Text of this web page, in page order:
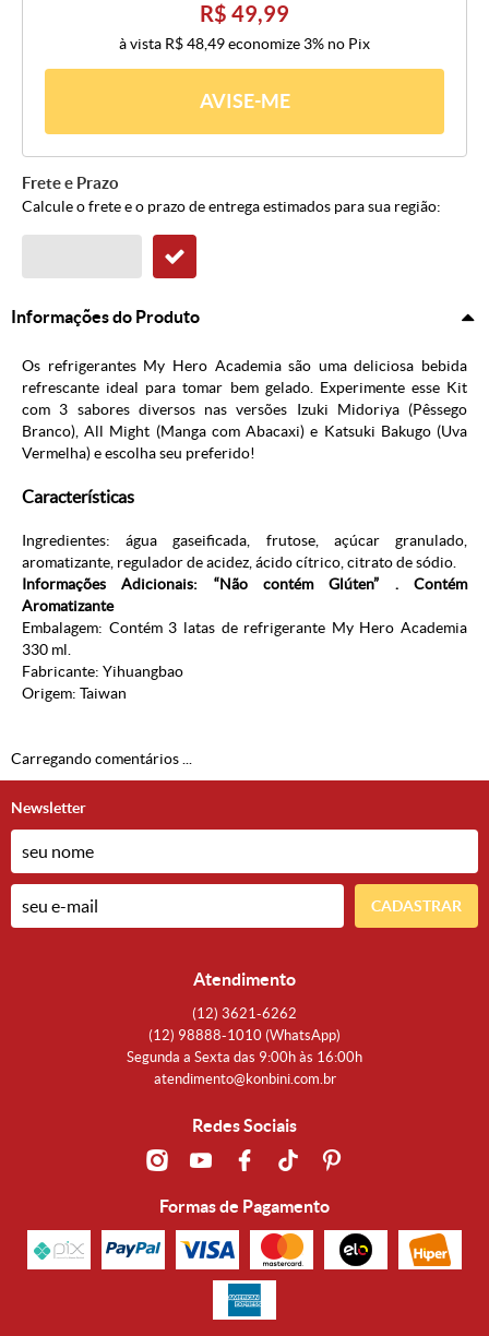
R$ 49,99
à vista R$ 48,49economize 3% no Pix
AVISE-ME
Frete e Prazo
Calcule o frete e o prazo de entrega estimados para sua região:
Informações do Produto
Os refrigerantes My Hero Academia são uma deliciosa bebida
refrescante ideal para tomar bem gelado. Experimente esse Kit
com 3 sabores diversos nas versões Izuki Midoriya (Pêssego
Branco), All Might (Manga com Abacaxi) e Katsuki Bakugo (Uva
Vermelha) e escolha seu preferido!
Características
Ingredientes: água gaseificada, frutose, açúcar granulado,
aromatizante, regulador de acidez, ácido cítrico, citrato de sódio.
Informações Adicionais: “Não contém Glúten” . Contém
Aromatizante
Embalagem: Contém 3 latas de refrigerante My Hero Academia
330 ml.
Fabricante: Yihuangbao
Origem: Taiwan
Carregando comentários ...
Newsletter
CADASTRAR
Atendimento
(12) 3621-6262
(12) 98888-1010 (WhatsApp)
Segunda a Sexta das 9:00h às 16:00h
atendimento@konbini.com.br
Redes Sociais
Formas de Pagamento